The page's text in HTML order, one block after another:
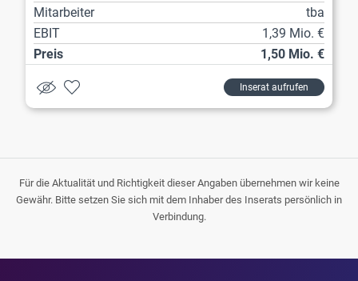
Mitarbeiter
tba
EBIT
1,39 Mio. €
Preis
1,50 Mio. €
Inserat aufrufen
Für die Aktualität und Richtigkeit dieser Angaben übernehmen wir keine
Gewähr. Bitte setzen Sie sich mit dem Inhaber des Inserats persönlich in
Verbindung.